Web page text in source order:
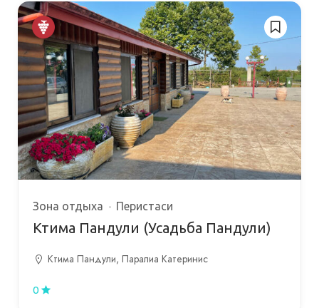
Зона отдыха Перистаси
Ктима Пандули (Усадьба Пандули)
Ктима Пандули, Паралиа Катеринис
0